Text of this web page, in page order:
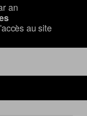
an
au site